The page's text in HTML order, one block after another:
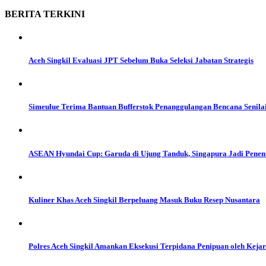
BERITA TERKINI
Aceh Singkil Evaluasi JPT Sebelum Buka Seleksi Jabatan Strategis
Simeulue Terima Bantuan Bufferstok Penanggulangan Bencana
ASEAN Hyundai Cup: Garuda di Ujung Tanduk, Singapura Jadi
Kuliner Khas Aceh Singkil Berpeluang Masuk Buku Resep Nusantara
Polres Aceh Singkil Amankan Eksekusi Terpidana Penipuan oleh